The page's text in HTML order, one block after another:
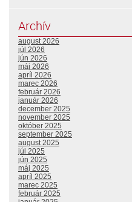
Archív
august 2026
júl 2026
jún 2026
máj 2026
apríl 2026
marec 2026
február 2026
január 2026
december 2025
november 2025
október 2025
september 2025
august 2025
júl 2025
jún 2025
máj 2025
apríl 2025
marec 2025
február 2025